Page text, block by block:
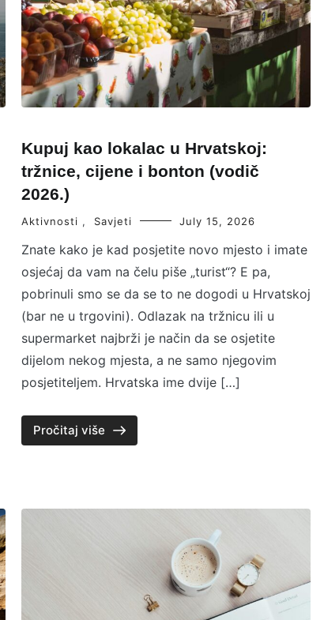
Kupuj kao lokalac u Hrvatskoj:
tržnice, cijene i bonton (vodič
2026.)
Aktivnosti , Savjeti July 15, 2026
Znate kako je kad posjetite novo mjesto i imate
osjećaj da vam na čelu piše „turist“? E pa,
pobrinuli smo se da se to ne dogodi u Hrvatskoj
(bar ne u trgovini). Odlazak na tržnicu ili u
supermarket najbrži je način da se osjetite
dijelom nekog mjesta, a ne samo njegovim
posjetiteljem. Hrvatska ime dvije […]
Pročitaj više